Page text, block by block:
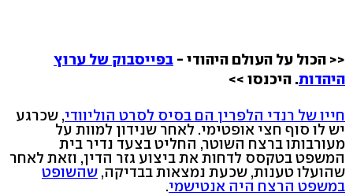
<< הכול על העולם היהודי - בפייסבוק של ערוץ
היהדות. היכנסו >>
חייו של רנדי הלפרין הם בסיס לסרט הוליוודי, שכרגע
יש לו סוף חצי אופטימי. לאחר שנידון למוות על
מעורבותו ברצח השוטר, החליט בצעד נדיר בית
המשפט בטקסס לדחות את ביצוע גזר הדין, וזאת לאחר
שהועלו טענות, שכעת נמצאות בבדיקה, שהשופט
במשפט הרצח היה אנטישמי.